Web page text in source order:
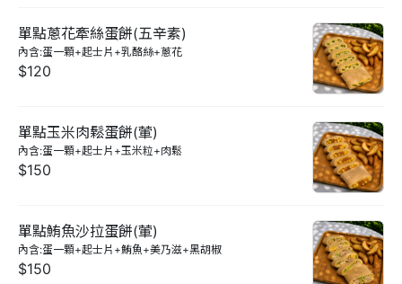
單點蔥花牽絲蛋餅(五辛素)
內含:蛋一顆+起士片+乳酪絲+蔥花
$120
單點玉米肉鬆蛋餅(葷)
內含:蛋一顆+起士片+玉米粒+肉鬆
$150
單點鮪魚沙拉蛋餅(葷)
內含:蛋一顆+起士片+鮪魚+美乃滋+黑胡椒
$150